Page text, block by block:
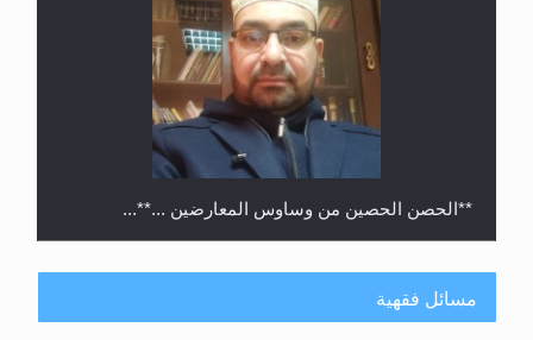
**الحصن الحصين من وساوس المعارضين ...**...
مسائل فقهية